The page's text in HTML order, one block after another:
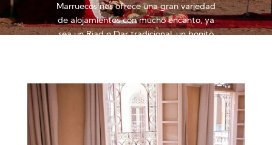
Marruecos nos ofrece una gran variedad
de alojamientos con mucho encanto, ya
sea un Riad o Dar tradicional, un bonito